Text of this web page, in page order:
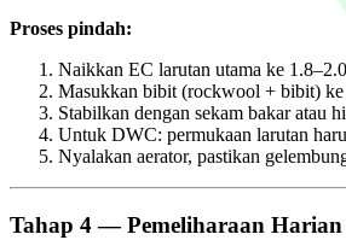
Proses pindah:
Naikkan EC larutan utama ke 1.8–2.0
Masukkan bibit (rockwool + bibit) ke
Stabilkan dengan sekam bakar atau
Untuk DWC: permukaan larutan
Nyalakan aerator, pastikan
Tahap 4 — Pemeliharaan